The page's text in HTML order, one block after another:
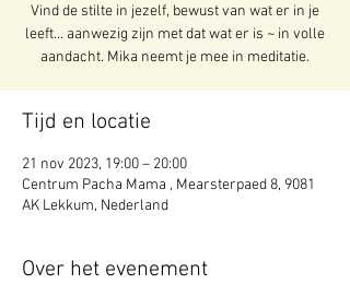
Vind de stilte in jezelf, bewust van wat er in je
leeft... aanwezig zijn met dat wat er is ~ in volle
aandacht. Mika neemt je mee in meditatie.
Tijd en locatie
21 nov 2023, 19:00 – 20:00
Centrum Pacha Mama , Mearsterpaed 8, 9081
AK Lekkum, Nederland
Over het evenement